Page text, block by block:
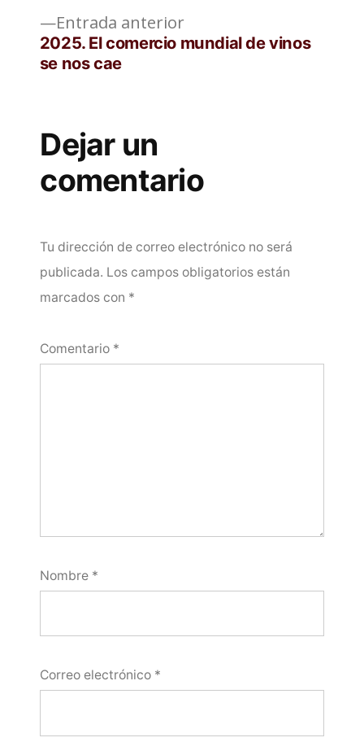
Entrada anteriorEntrada
anterior:
2025. El comercio mundial de vinos
se nos cae
Dejar un
comentario
Tu dirección de correo electrónico no será
publicada. Los campos obligatorios están
marcados con *
Comentario *
Nombre *
Correo electrónico *